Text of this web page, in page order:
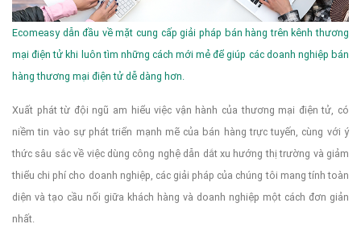
Ecomeasy dẫn đầu về mặt cung cấp giải pháp bán hàng trên kênh thương
mại điện tử khi luôn tìm những cách mới mẻ để giúp các doanh nghiệp bán
hàng thương mại điện tử dễ dàng hơn.
Xuất phát từ đội ngũ am hiểu việc vận hành của thương mại điện tử, có
niềm tin vào sự phát triển mạnh mẽ của bán hàng trực tuyến, cùng với ý
thức sâu sắc về việc dùng công nghệ dẫn dắt xu hướng thị trường và giảm
thiểu chi phí cho doanh nghiệp, các giải pháp của chúng tôi mang tính toàn
diện và tạo cầu nối giữa khách hàng và doanh nghiệp một cách đơn giản
nhất.